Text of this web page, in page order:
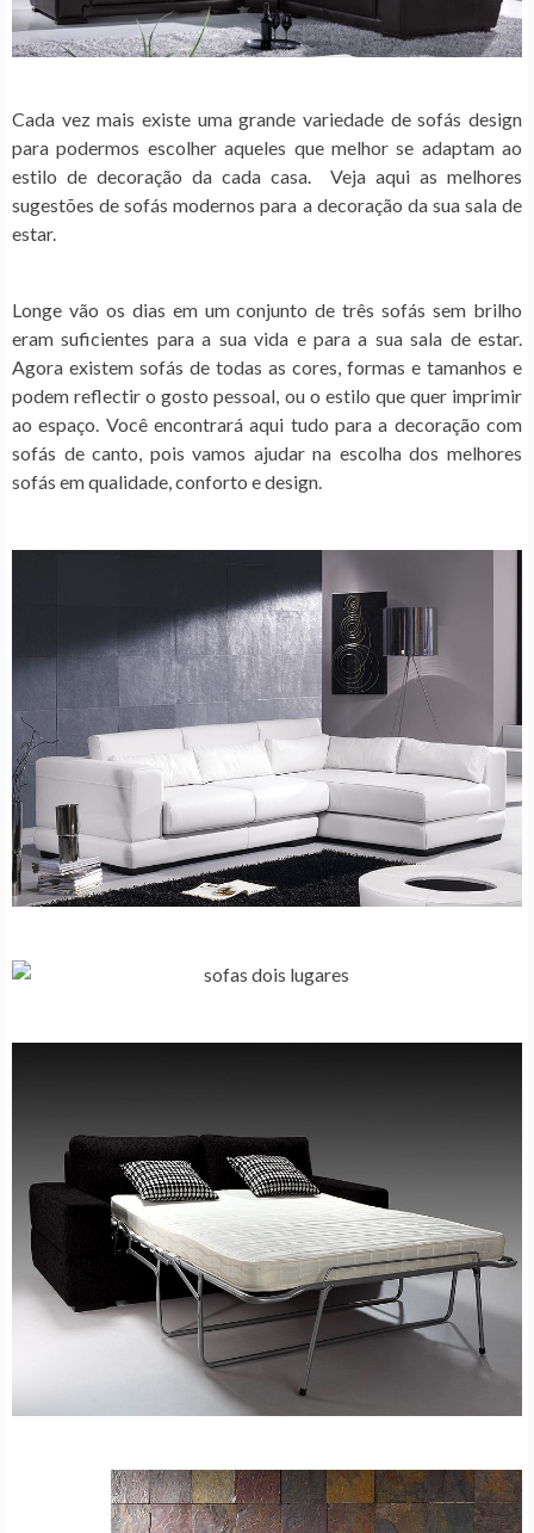
Cada vez mais existe uma grande variedade de sofás design
para podermos escolher aqueles que melhor se adaptam ao
estilo de decoração da cada casa. Veja aqui as melhores
sugestões de sofás modernos para a decoração da sua sala de
estar.
Longe vão os dias em um conjunto de três sofás sem brilho
eram suficientes para a sua vida e para a sua sala de estar.
Agora existem sofás de todas as cores, formas e tamanhos e
podem reflectir o gosto pessoal, ou o estilo que quer imprimir
ao espaço. Você encontrará aqui tudo para a decoração com
sofás de canto, pois vamos ajudar na escolha dos melhores
sofás em qualidade, conforto e design.